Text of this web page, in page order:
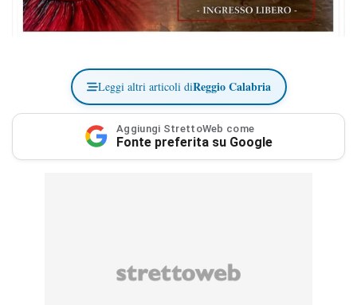
Leggi altri articoli diReggio Calabria
Aggiungi StrettoWeb come
Fonte preferita su Google